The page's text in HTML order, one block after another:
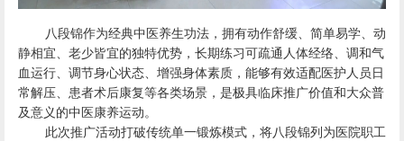
八段锦作为经典中医养生功法，拥有动作舒缓、简单易学、动
静相宜、老少皆宜的独特优势，长期练习可疏通人体经络、调和气
血运行、调节身心状态、增强身体素质，能够有效适配医护人员日
常解压、患者术后康复等各类场景，是极具临床推广价值和大众普
及意义的中医康养运动。
此次推广活动打破传统单一锻炼模式，将八段锦列为医院职工